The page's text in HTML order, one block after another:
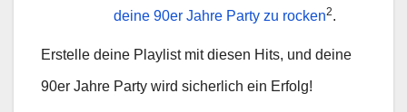
deine 90er Jahre Party zu rocken2.
Erstelle deine Playlist mit diesen Hits, und deine
90er Jahre Party wird sicherlich ein Erfolg!